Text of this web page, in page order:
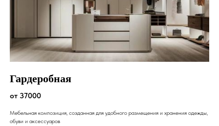
Гардеробная
от 37000
Мебельная композиция, созданная для удобного размещения и хранения одежды,
обуви и аксессуаров